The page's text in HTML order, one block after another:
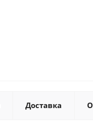
Доставка